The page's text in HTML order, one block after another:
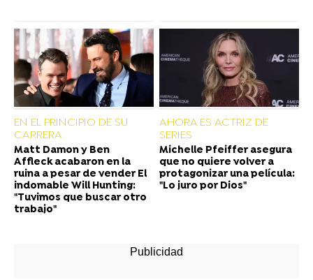
EN EL PRINCIPIO DE SU
CARRERA
Matt Damon y Ben
Affleck acabaron en la
ruina a pesar de vender El
indomable Will Hunting:
"Tuvimos que buscar otro
trabajo"
AHORA ES ACTRIZ DE
SERIES
Michelle Pfeiffer asegura
que no quiere volver a
protagonizar una película:
"Lo juro por Dios"